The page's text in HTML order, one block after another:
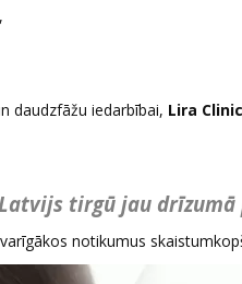
daudzfāžu iedarbībai, Lira
tirgū jau drīzumā
notikumus